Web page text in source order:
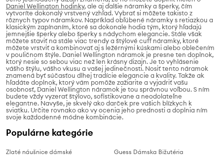
Daniel Wellington hodinky, ale aj ďalšie náramky a šperky, čím
vytvoríte dokonalý vrstvený vzhľad. Vybrať si môžete takisto z
rôznych typov náramkov. Napríklad obľúbené náramky s retiazkou a
klasickým zapínaním, ktoré sa dokonale hodia tým, ktorý hľadajú
jemnejšie šperky alebo šperky s nádychom elegancie. Stále však
môžete staviť na stále viac trendy a štýlové cuff náramky, ktoré
môžete vrstviť a kombinovať aj s ležérnými kúskami alebo oblečením
v pouličnom štýle. Daniel Wellington náramok je presne ten doplnok,
ktorý nesie so sebou viac než len krásny dizajn. Je to vyhlásenie
vášho štýlu, vášho vkusu a vašej jedinečnosti. Nosiť tento náramok
znamená byť súčasťou dlhej tradície elegancie a kvality. Takže ak
hľadáte doplnok, ktorý vám pomôže zažiarite a vyjadriť vašu
osobnosť, Daniel Wellington náramok je tou správnou voľbou. S ním
budete vždy vyzerať štýlovo, sofistikovane a neodolateľne
elegantne. Navyše, je skvelý ako darček pre vašich blízkych k
sviatku. Určite rovnako ako vy ocenia jeho prednosti a doplnia ním
svoje každodenné módne kombinácie.
Populárne kategórie
Zlaté náušnice dámské
Guess Dámska Bižutéria